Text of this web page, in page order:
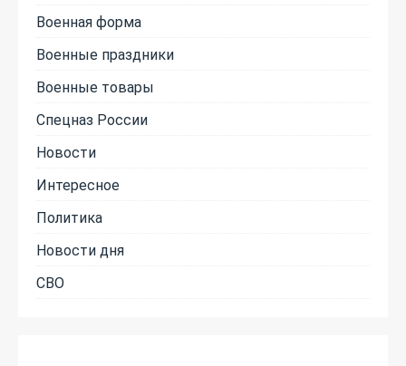
Военная форма
Военные праздники
Военные товары
Спецназ России
Новости
Интересное
Политика
Новости дня
СВО